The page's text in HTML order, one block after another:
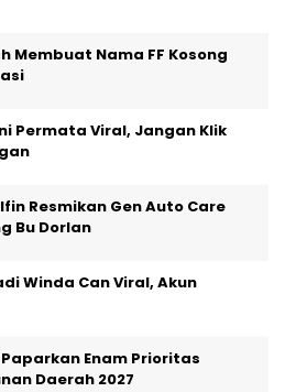
Membuat Nama FF Kosong
Permata Viral, Jangan Klik
Resmikan Gen Auto Care
Bu Dorlan
Winda Can Viral, Akun
Enam Prioritas
Daerah 2027